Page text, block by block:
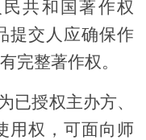
共和国著作权
提交人应确保作
完整著作权。
已授权主办方、
用权，可面向师